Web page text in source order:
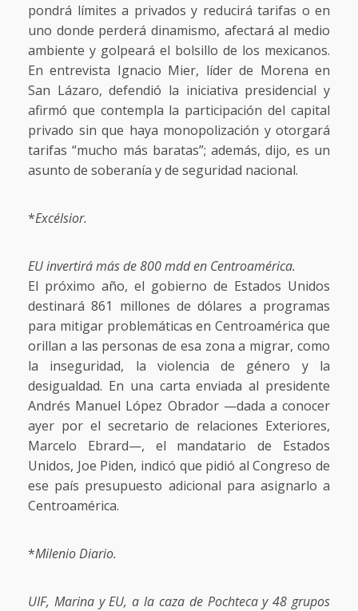
pondrá límites a privados y reducirá tarifas o en
uno donde perderá dinamismo, afectará al medio
ambiente y golpeará el bolsillo de los mexicanos.
En entrevista Ignacio Mier, líder de Morena en
San Lázaro, defendió la iniciativa presidencial y
afirmó que contempla la participación del capital
privado sin que haya monopolización y otorgará
tarifas “mucho más baratas”; además, dijo, es un
asunto de soberanía y de seguridad nacional.
*Excélsior.
EU invertirá más de 800 mdd en Centroamérica.
El próximo año, el gobierno de Estados Unidos
destinará 861 millones de dólares a programas
para mitigar problemáticas en Centroamérica que
orillan a las personas de esa zona a migrar, como
la inseguridad, la violencia de género y la
desigualdad. En una carta enviada al presidente
Andrés Manuel López Obrador —dada a conocer
ayer por el secretario de relaciones Exteriores,
Marcelo Ebrard—, el mandatario de Estados
Unidos, Joe Piden, indicó que pidió al Congreso de
ese país presupuesto adicional para asignarlo a
Centroamérica.
*Milenio Diario.
UIF, Marina y EU, a la caza de Pochteca y 48 grupos